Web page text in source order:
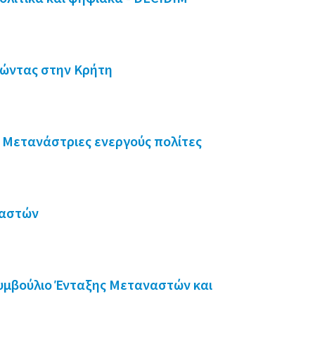
στην Κρήτη
ενεργούς πολίτες
Ένταξης Μεταναστών και